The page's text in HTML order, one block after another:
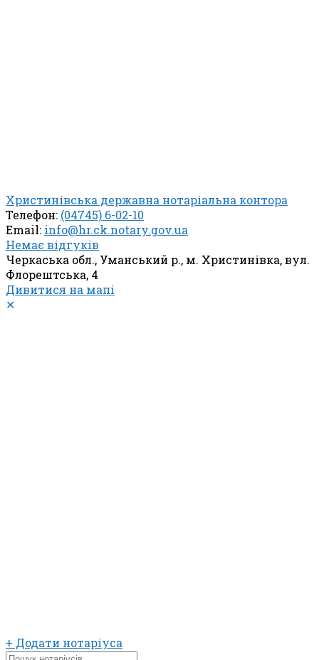
Христинівська державна нотаріальна контора
Телефон: (04745) 6-02-10
Email: info@hr.ck.notary.gov.ua
Немає відгуків
Черкаська обл., Уманський р., м. Христинівка, вул.
Флорештська, 4
Дивитися на мапі
✕
+ Додати нотаріуса